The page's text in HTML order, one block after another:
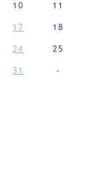
10 11
17 18
24 25
31 -